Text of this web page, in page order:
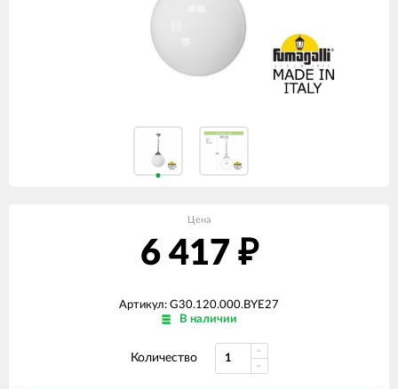
Цена
6 417 ₽
Артикул: G30.120.000.BYE27
В наличии
Количество